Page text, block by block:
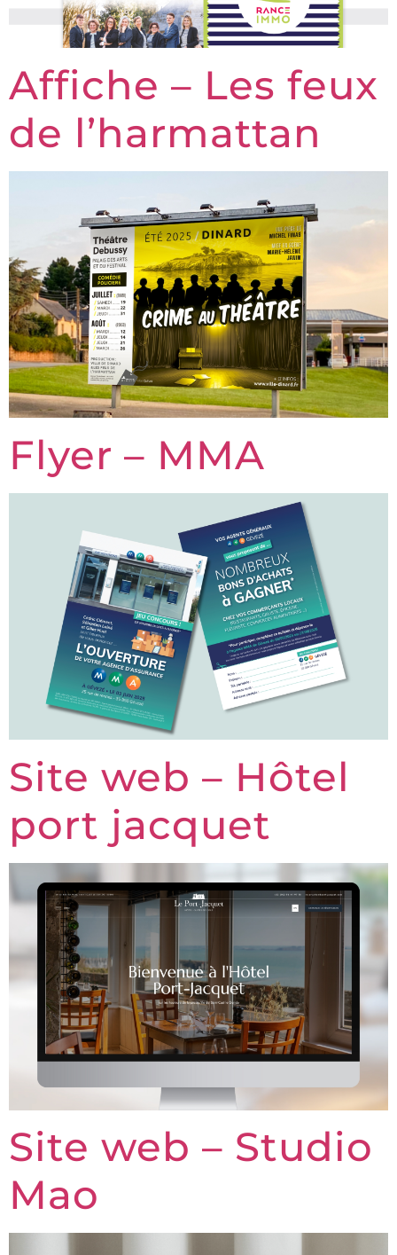
Affiche – Les feux
de l’harmattan
Flyer – MMA
Site web – Hôtel
port jacquet
Site web – Studio
Mao